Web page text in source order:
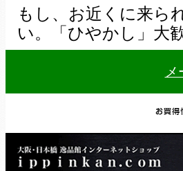
もし、お近くに来ら
い。「ひやかし」大